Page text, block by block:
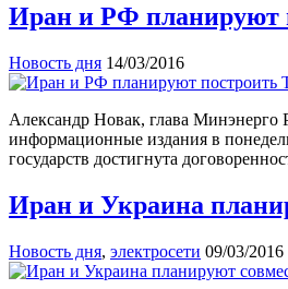
Иран и РФ планируют
Новость дня 14/03/2016
Александр Новак, глава
информационные издания в
государств достигнута
Иран и Украина
Новость дня, электросети 09/03/2016